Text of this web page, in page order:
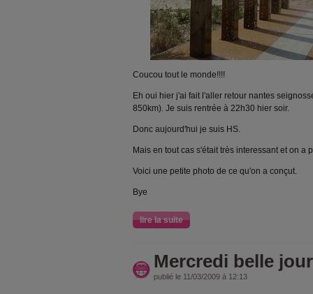
Coucou tout le monde!!!!
Eh oui hier j'ai fait l'aller retour nantes
850km). Je suis rentrée à 22h30 hier soir.
Donc aujourd'hui je suis HS.
Mais en tout cas s'était très interessant et on a
Voici une petite photo de ce qu'on a conçut.
Bye
lire la suite
Mercredi belle
publié le 11/03/2009 à 12:13